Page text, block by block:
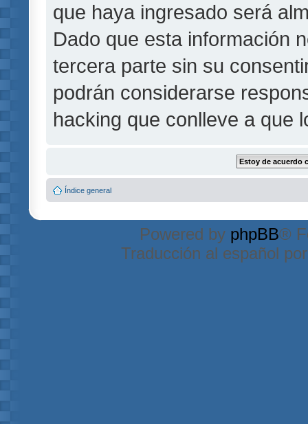
que haya ingresado será
Dado que esta información
tercera parte sin su
podrán considerarse
hacking que conlleve a que
Índice general
Powered by phpBB®
Traducción al español